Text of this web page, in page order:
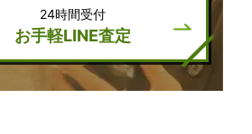
24時間受付
お手軽LINE査定